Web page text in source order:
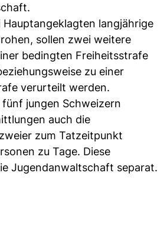
Hauptangeklagten langjährige
sollen zwei weitere
bedingten Freiheitsstrafe
zu einer
verurteilt werden.
jungen Schweizern
auch die
zum Tatzeitpunkt
zu Tage. Diese
Jugendanwaltschaft separat.